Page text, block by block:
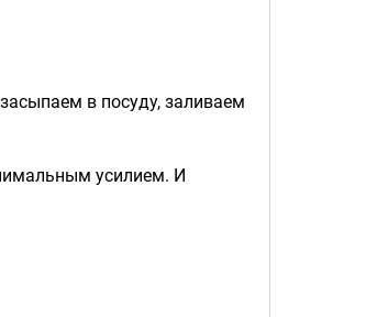
в посуду, заливаем
усилием. И